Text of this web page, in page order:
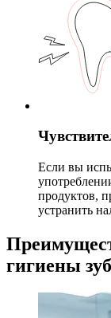
Если вы
продуктов,
устранить
гигиены